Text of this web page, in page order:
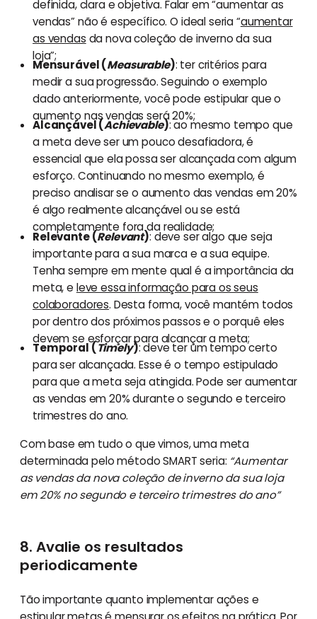
definida, clara e objetiva. Falar em “aumentar as
vendas” não é específico. O ideal seria “aumentar
as vendas da nova coleção de inverno da sua
loja”;
Mensurável (Measurable): ter critérios para
medir a sua progressão. Seguindo o exemplo
dado anteriormente, você pode estipular que o
aumento nas vendas será 20%;
Alcançável (Achievable): ao mesmo tempo que
a meta deve ser um pouco desafiadora, é
essencial que ela possa ser alcançada com algum
esforço. Continuando no mesmo exemplo, é
preciso analisar se o aumento das vendas em 20%
é algo realmente alcançável ou se está
completamente fora da realidade;
Relevante (Relevant): deve ser algo que seja
importante para a sua marca e a sua equipe.
Tenha sempre em mente qual é a importância da
meta, e leve essa informação para os seus
colaboradores. Desta forma, você mantém todos
por dentro dos próximos passos e o porquê eles
devem se esforçar para alcançar a meta;
Temporal (Timely): deve ter um tempo certo
para ser alcançada. Esse é o tempo estipulado
para que a meta seja atingida. Pode ser aumentar
as vendas em 20% durante o segundo e terceiro
trimestres do ano.
Com base em tudo o que vimos, uma meta
determinada pelo método SMART seria: “Aumentar
as vendas da nova coleção de inverno da sua loja
em 20% no segundo e terceiro trimestres do ano”
8. Avalie os resultados
periodicamente
Tão importante quanto implementar ações e